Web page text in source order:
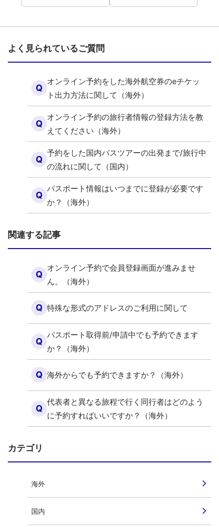
よく見られているご質問
Q
オンライン予約をした海外航空券のeチケッ
ト出力方法に関して（海外）
Q
オンライン予約の旅行者情報の登録方法を教
えてください（海外）
Q
予約をした国内バスツアーの出発まで/旅行中
の流れに関して（国内）
Q
パスポート情報はいつまでに登録が必要です
か？（海外）
関連する記事
Q
オンライン予約で会員登録画面が進みませ
ん。（海外）
Q 特殊な形式のアドレスのご利用に関して
Q
パスポート取得前/申請中でも予約できます
か？（海外）
Q 海外からでも予約できますか？（海外）
Q
代表者と異なる旅程で行く同行者はどのよう
に予約すればいいですか？（海外）
カテゴリ
海外
国内